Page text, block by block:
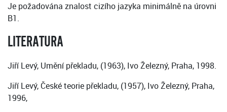
Je požadována znalost cizího jazyka minimálně na úrovni
B1.
LITERATURA
Jiří Levý, Umění překladu, (1963), Ivo Železný, Praha, 1998.
Jiří Levý, České teorie překladu, (1957), Ivo Železný, Praha,
1996,